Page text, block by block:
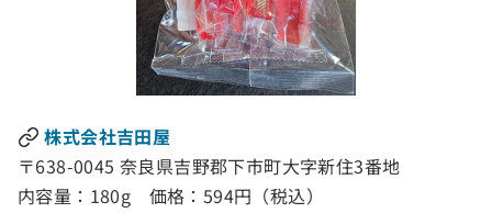
株式会社吉田屋
〒638-0045 奈良県吉野郡下市町大字新住3番地
内容量：180g 価格：594円（税込）